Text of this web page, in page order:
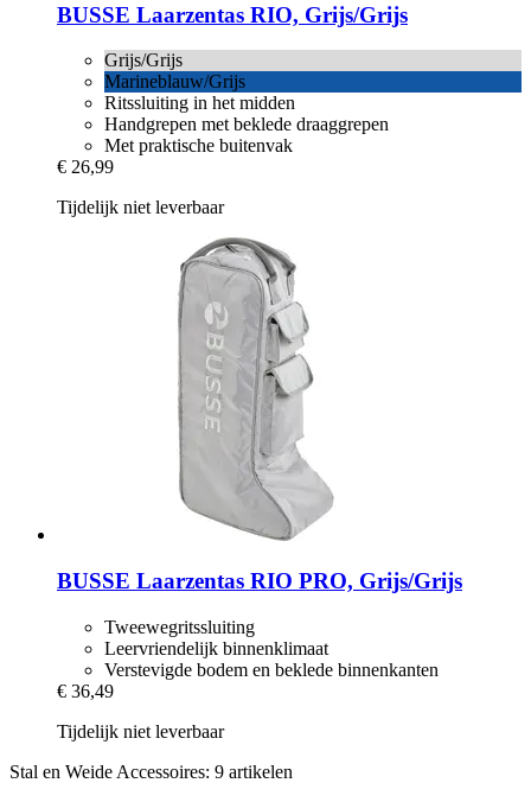
BUSSE Laarzentas RIO, Grijs/Grijs
Grijs/Grijs
Marineblauw/Grijs
Ritssluiting in het midden
Handgrepen met beklede draaggrepen
Met praktische buitenvak
€ 26,99
Tijdelijk niet leverbaar
BUSSE Laarzentas RIO PRO, Grijs/Grijs
Tweewegritssluiting
Leervriendelijk binnenklimaat
Verstevigde bodem en beklede binnenkanten
€ 36,49
Tijdelijk niet leverbaar
Stal en Weide Accessoires: 9 artikelen